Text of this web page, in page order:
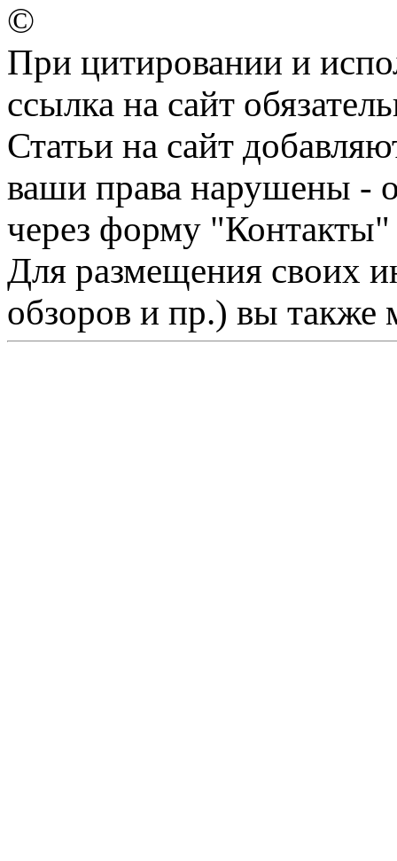
©
При цитировании и
ссылка на сайт
Статьи на сайт
ваши права нарушены -
через форму "Контакты"
Для размещения своих
обзоров и пр.) вы также